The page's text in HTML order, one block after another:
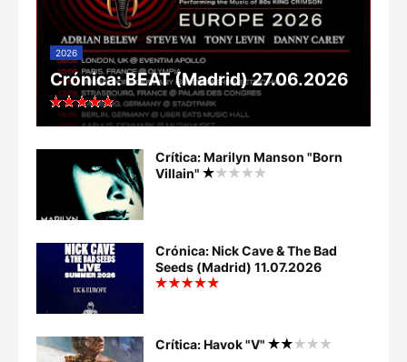
2026
Crónica: BEAT (Madrid) 27.06.2026
Crítica: Marilyn Manson "Born
Villain"
Crónica: Nick Cave & The Bad
Seeds (Madrid) 11.07.2026
Crítica: Havok "V"